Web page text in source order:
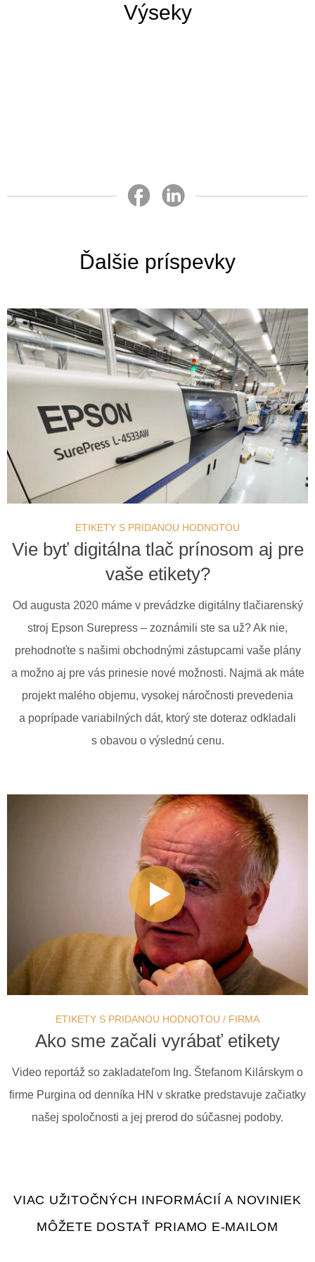
Výseky
Ďalšie príspevky
ETIKETY S PRIDANOU HODNOTOU
Vie byť digitálna tlač prínosom aj pre
vaše etikety?
Od augusta 2020 máme v prevádzke digitálny tlačiarenský
stroj Epson Surepress – zoznámili ste sa už? Ak nie,
prehodnoťte s našimi obchodnými zástupcami vaše plány
a možno aj pre vás prinesie nové možnosti. Najmä ak máte
projekt malého objemu, vysokej náročnosti prevedenia
a poprípade variabilných dát, ktorý ste doteraz odkladali
s obavou o výslednú cenu.
ETIKETY S PRIDANOU HODNOTOU / FIRMA
Ako sme začali vyrábať etikety
Video reportáž so zakladateľom Ing. Štefanom Kilárskym o
firme Purgina od denníka HN v skratke predstavuje začiatky
našej spoločnosti a jej prerod do súčasnej podoby.
VIAC UŽITOČNÝCH INFORMÁCIÍ A NOVINIEK
MÔŽETE DOSTAŤ PRIAMO E-MAILOM